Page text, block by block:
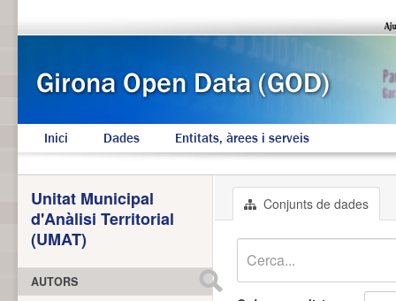
Inici Dades Entitats, àrees i serveis
Conjunts de dades
Unitat Municipal
d'Anàlisi Territorial
(UMAT)
AUTORS